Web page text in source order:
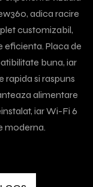
adica racire
customizabil,
eficienta. Placa de
buna, iar
rapida si raspuns
alimentare
iar Wi-Fi 6
moderna.